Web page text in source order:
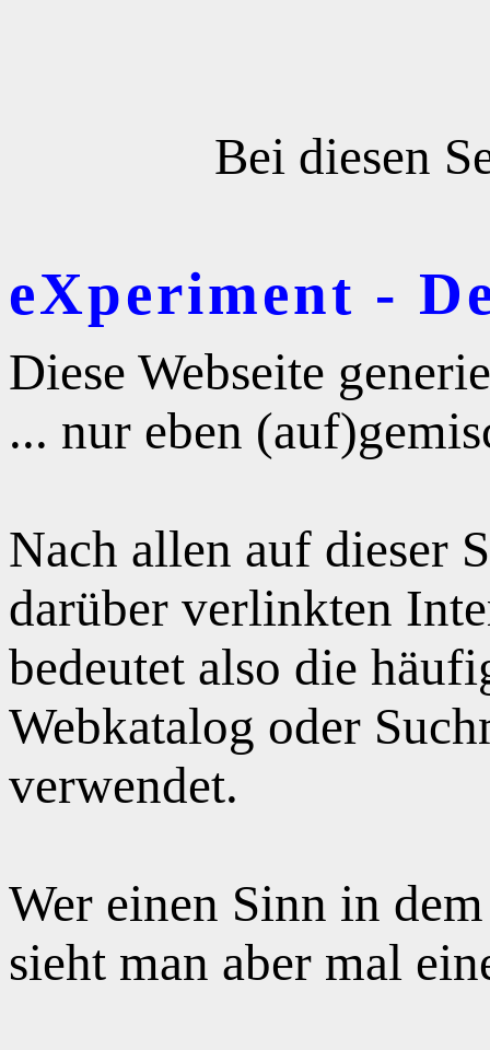
Bei diesen
eXperiment -
Diese Webseite
... nur eben
Nach allen auf dieser
darüber verlinkten
bedeutet also die
Webkatalog oder
verwendet.
Wer einen Sinn in
sieht man aber mal